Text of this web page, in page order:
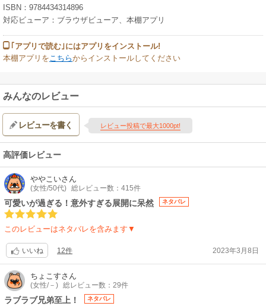
ISBN：9784434314896
対応ビューア：ブラウザビューア、本棚アプリ
｢アプリで読む｣にはアプリをインストール!
本棚アプリを こちらからインストールしてください
みんなのレビュー
レビューを書く レビュー投稿で最大1000pt!
高評価レビュー
ややこいさん
(女性/50代) 総レビュー数：415件
可愛いが過ぎる！意外すぎる展開に呆然 ネタバレ
このレビューはネタバレを含みます▼
いいね 12件 2023年3月8日
ちょこすさん
(女性/－) 総レビュー数：29件
ラブラブ兄弟至上！ ネタバレ